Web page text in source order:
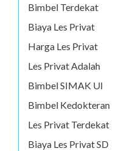
Bimbel Terdekat
Biaya Les Privat
Harga Les Privat
Les Privat Adalah
Bimbel SIMAK UI
Bimbel Kedokteran
Les Privat Terdekat
Biaya Les Privat SD